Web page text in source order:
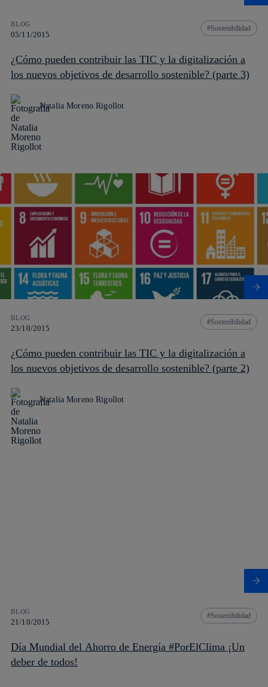
BLOG
05/11/2015
Sostenibilidad
¿Cómo pueden contribuir las TIC y la digitalización a
los nuevos objetivos de desarrollo sostenible? (parte 3)
Natalia Moreno Rigollot
BLOG
23/10/2015
Sostenibilidad
¿Cómo pueden contribuir las TIC y la digitalización a
los nuevos objetivos de desarrollo sostenible? (parte 2)
Natalia Moreno Rigollot
BLOG
21/10/2015
Sostenibilidad
Día Mundial del Ahorro de Energía #PorElClima ¡Un
deber de todos!